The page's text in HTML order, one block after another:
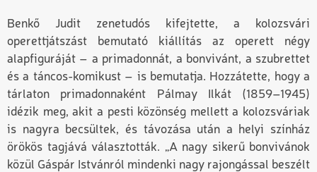
Benkő Judit zenetudós kifejtette, a kolozsvári
operettjátszást bemutató kiállítás az operett négy
alapfiguráját – a primadonnát, a bonvivánt, a szubrettet
és a táncos-komikust – is bemutatja. Hozzátette, hogy a
tárlaton primadonnaként Pálmay Ilkát (1859–1945)
idézik meg, akit a pesti közönség mellett a kolozsváriak
is nagyra becsültek, és távozása után a helyi színház
örökös tagjává választották. „A nagy sikerű bonvivánok
közül Gáspár Istvánról mindenki nagy rajongással beszélt